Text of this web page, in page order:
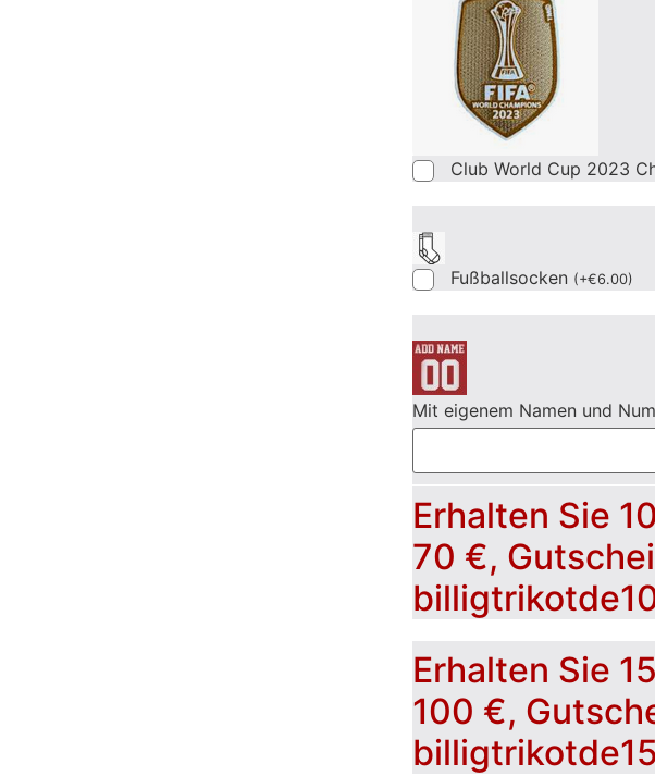
Club World Cup 2023
Fußballsocken (+€6.00)
Mit eigenem Namen und
Erhalten Sie
70 €,
Erhalten Sie
100 €,
billigtrikotde15